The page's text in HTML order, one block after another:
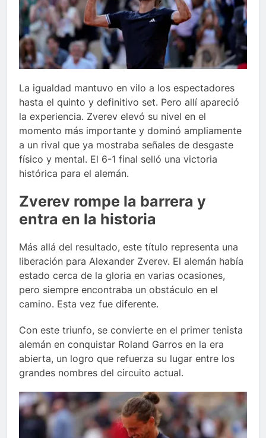
La igualdad mantuvo en vilo a los espectadores
hasta el quinto y definitivo set. Pero allí apareció
la experiencia. Zverev elevó su nivel en el
momento más importante y dominó ampliamente
a un rival que ya mostraba señales de desgaste
físico y mental. El 6-1 final selló una victoria
histórica para el alemán.
Zverev rompe la barrera y
entra en la historia
Más allá del resultado, este título representa una
liberación para Alexander Zverev. El alemán había
estado cerca de la gloria en varias ocasiones,
pero siempre encontraba un obstáculo en el
camino. Esta vez fue diferente.
Con este triunfo, se convierte en el primer tenista
alemán en conquistar Roland Garros en la era
abierta, un logro que refuerza su lugar entre los
grandes nombres del circuito actual.